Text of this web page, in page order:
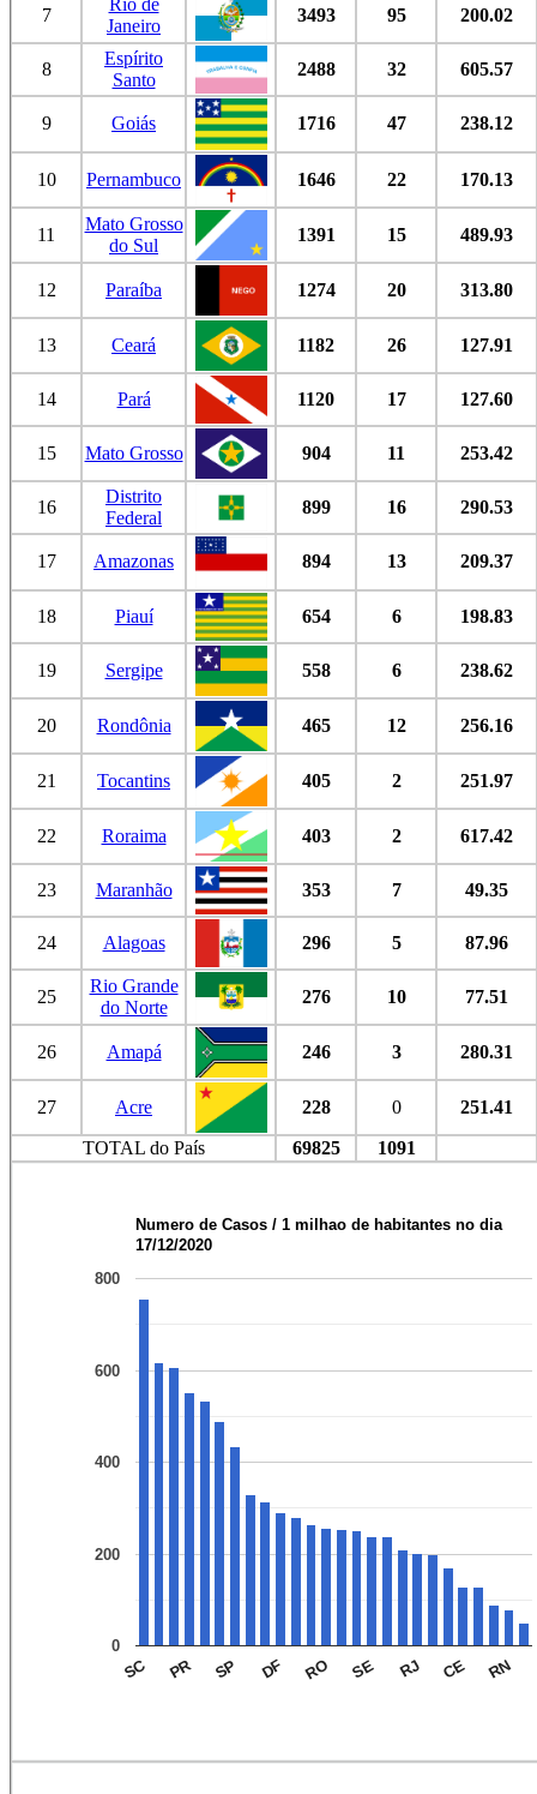
7
Rio de
Janeiro
3493 95 200.02
8
Espírito
Santo
2488 32 605.57
9 Goiás 1716 47 238.12
10 Pernambuco 1646 22 170.13
11
Mato Grosso
do Sul
1391 15 489.93
12 Paraíba 1274 20 313.80
13 Ceará 1182 26 127.91
14 Pará 1120 17 127.60
15 Mato Grosso 904 11 253.42
16
Distrito
Federal
899 16 290.53
17 Amazonas 894 13 209.37
18 Piauí 654 6 198.83
19 Sergipe 558 6 238.62
20 Rondônia 465 12 256.16
21 Tocantins 405 2 251.97
22 Roraima 403 2 617.42
23 Maranhão 353 7 49.35
24 Alagoas 296 5 87.96
25
Rio Grande
do Norte
276 10 77.51
26 Amapá 246 3 280.31
27 Acre 228 0
251.41
TOTAL do País
69825 1091
Numero de Casos / 1 milhao de habitantes no dia
17/12/2020
SC PR SP DF RO SE RJ CE RN
0
200
400
600
800